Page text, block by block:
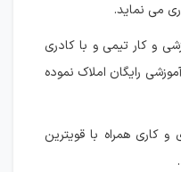
می نماید.
و کار تیمی و با کادری
رایگان املاک نموده
و کاری همراه با قویترین